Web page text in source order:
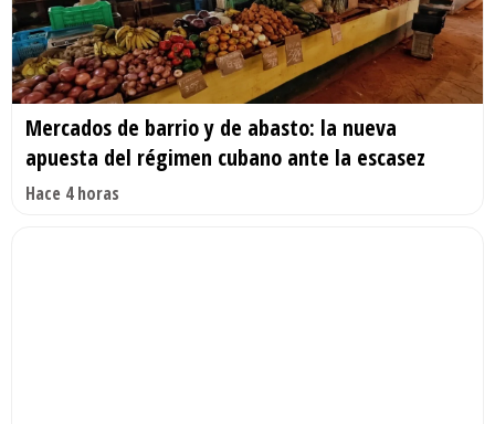
Mercados de barrio y de abasto: la nueva
apuesta del régimen cubano ante la escasez
Hace 4 horas